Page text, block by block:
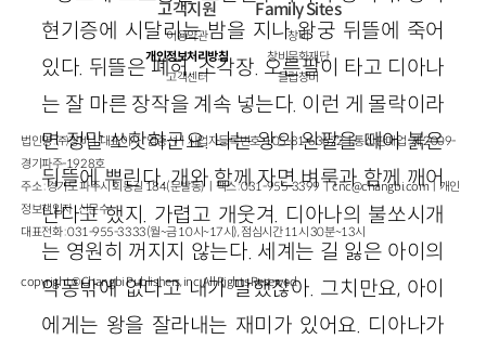
현기증에 시달리는 밤을 지나 왕궁 뒤뜰에 죽어
있다. 뒤뜰은 폐허. 소각장. 오른팔이 타고 디아나
는 잘 마른 장작을 계속 넣는다. 이런 게 몰락이라
면 정말 쏘핫하군요. 나는 왕의 왼팔을 떼어 붉은
뒤뜰에 뿌린다. 개와 함께 자면 벼룩과 함께 깨어
난다고 했지. 가렵고 개웃겨. 디아나의 불쏘시개
는 영원히 꺼지지 않는다. 세계는 길 잃은 아이의
악몽밖에 없다고 내가 말했잖아. 그치만요, 아이
에게는 왕을 잘라내는 재미가 있어요. 디아나가
고객지원
이용약관
개인정보처리방침
고객센터
Family Sites
창비
창비문화재단
클럽창비
법인명 : ㈜창비ㅣ대표이사 : 염종선ㅣ사업자등록번호 : 105-81-63672ㅣ통신판매업 : 제 2009-
경기파주-1928호
주소 : 경기도 파주시 회동길 184(문발동)ㅣ팩스 : 031-955-3399 ㅣcnc@changbi.comㅣ개인
정보책임자 : 신문수
대표전화 : 031-955-3333(월~금 10시~17시), 점심시간 11시 30분~13시
copyright © Changbi Publishers, inc. All Rights Reserved.